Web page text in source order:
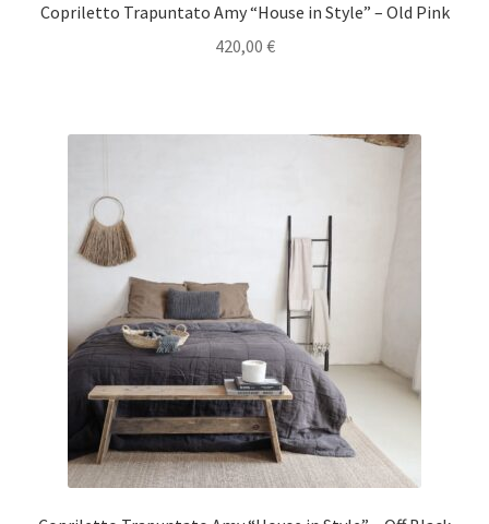
Copriletto Trapuntato Amy “House in Style” – Old Pink
420,00 €